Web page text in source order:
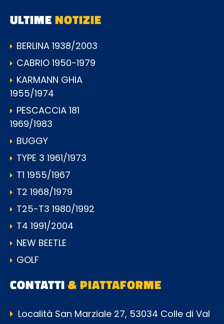
ULTIMENOTIZIE
BERLINA 1938/2003
CABRIO 1950-1979
KARMANN GHIA
1955/1974
PESCACCIA 181
1969/1983
BUGGY
TYPE 3 1961/1973
T1 1955/1967
T2 1968/1979
T25-T3 1980/1992
T4 1991/2004
NEW BEETLE
GOLF
CONTATTI& PIATTAFORME
Località San Marziale 27, 53034 Colle di Val